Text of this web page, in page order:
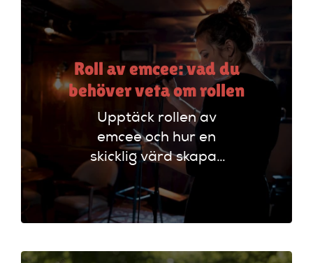
Roll av emcee: vad du
behöver veta om rollen
Upptäck rollen av
emcee och hur en
skicklig värd skapar
oförglömliga
evenemang genom
att styra
engagera publiken.